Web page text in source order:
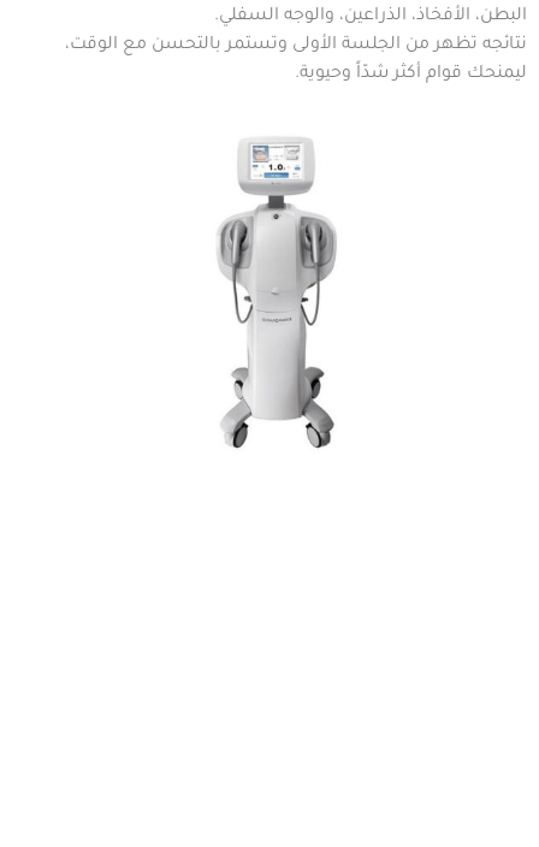
البطن، الأفخاذ، الذراعين، والوجه السفلي.
نتائجه تظهر من الجلسة الأولى وتستمر بالتحسن مع الوقت،
ليمنحك قوام أكثر شدّاً وحيوية.